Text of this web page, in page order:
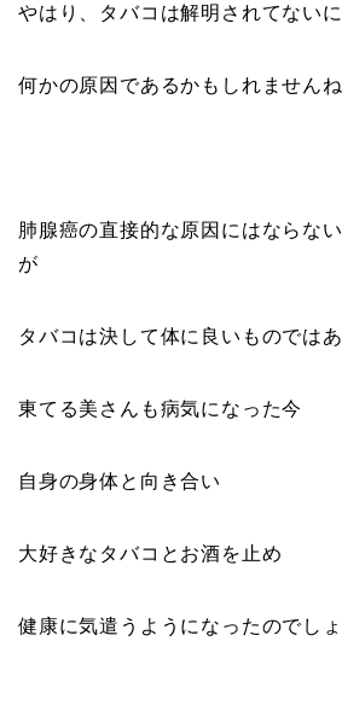
やはり、タバコは解明されてない
何かの原因であるかもしれませんね
肺腺癌の直接的な原因にはならな
が
タバコは決して体に良いものではあ
東てる美さんも病気になった今
自身の身体と向き合い
大好きなタバコとお酒を止め
健康に気遣うようになったのでしょ